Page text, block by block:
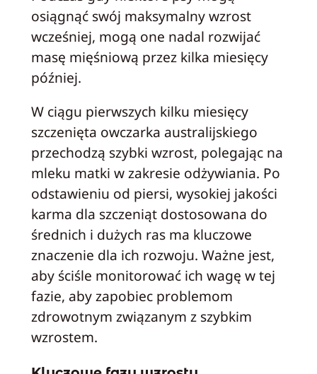
osiągnąć swój maksymalny wzrost
wcześniej, mogą one nadal rozwijać
masę mięśniową przez kilka miesięcy
później.
W ciągu pierwszych kilku miesięcy
szczenięta owczarka australijskiego
przechodzą szybki wzrost, polegając na
mleku matki w zakresie odżywiania. Po
odstawieniu od piersi, wysokiej jakości
karma dla szczeniąt dostosowana do
średnich i dużych ras ma kluczowe
znaczenie dla ich rozwoju. Ważne jest,
aby ściśle monitorować ich wagę w tej
fazie, aby zapobiec problemom
zdrowotnym związanym z szybkim
wzrostem.